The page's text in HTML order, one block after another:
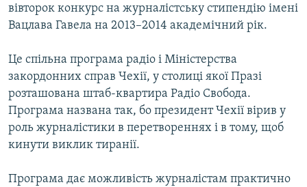
вівторок конкурс на журналістську стипендію імені
Вацлава Гавела на 2013–2014 академічний рік.
Це спільна програма радіо і Міністерства
закордонних справ Чехії, у столиці якої Празі
розташована штаб-квартира Радіо Свобода.
Програма названа так, бо президент Чехії вірив у
роль журналістики в перетвореннях і в тому, щоб
кинути виклик тиранії.
Програма дає можливість журналістам практично